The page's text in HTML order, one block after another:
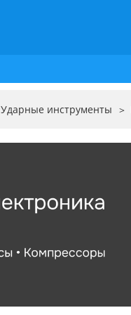
Ударные инструменты